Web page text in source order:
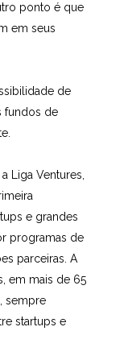
ponto é que
em seus
de
fundos de
Liga Ventures,
e grandes
programas de
parceiras. A
em mais de 65
sempre
startups e